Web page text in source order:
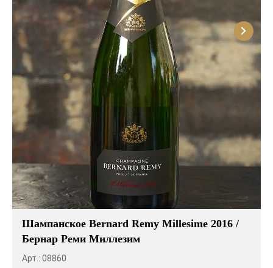
Шампанское Bernard Remy Millesime 2016 /
Бернар Реми Миллезим
Арт.: 08860